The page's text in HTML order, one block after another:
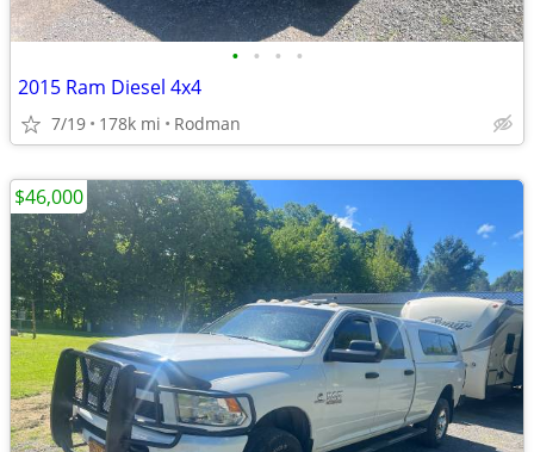
• • • •
2015 Ram Diesel 4x4
7/19 178k mi Rodman
$46,000